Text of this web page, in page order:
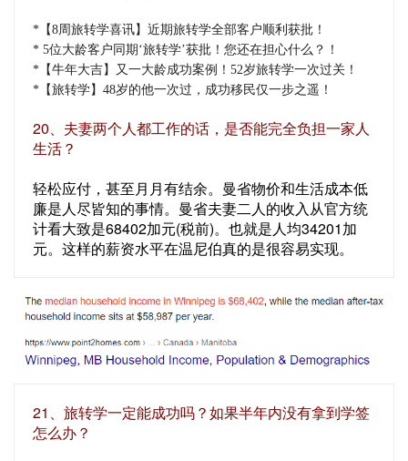
*【8周旅转学喜讯】近期旅转学全部客户顺利获批！
* 5位大龄客户同期‘旅转学’获批！您还在担心什么？！
*【牛年大吉】又一大龄成功案例！52岁旅转学一次过关！
*【旅转学】48岁的他一次过，成功移民仅一步之遥！
20、夫妻两个人都工作的话，是否能完全负担一家人
生活？
轻松应付，甚至月月有结余。曼省物价和生活成本低
廉是人尽皆知的事情。曼省夫妻二人的收入从官方统
计看大致是68402加元(税前)。也就是人均34201加
元。这样的薪资水平在温尼伯真的是很容易实现。
21、旅转学一定能成功吗？如果半年内没有拿到学签
怎么办？